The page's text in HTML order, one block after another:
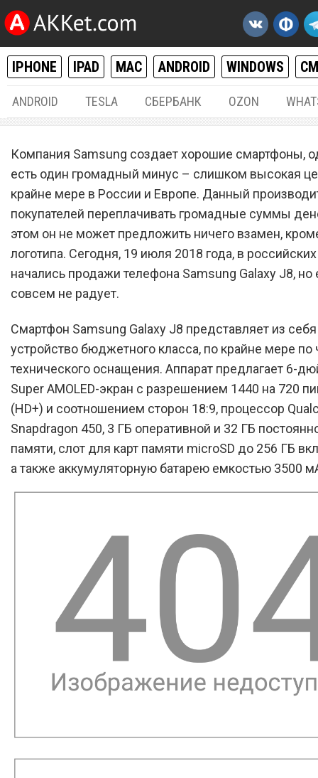
IPHONE IPAD MAC ANDROID WINDOWS
ANDROID TESLA СБЕРБАНК OZON
Samsung Galaxy J8
продажу в России по
цене
Компания Samsung создает хорошие смартфоны,
есть один громадный минус – слишком высокая
крайне мере в России и Европе. Данный
покупателей переплачивать громадные суммы
этом он не может предложить ничего взамен,
логотипа. Сегодня, 19 июля 2018 года, в
начались продажи телефона Samsung Galaxy J8, но
совсем не радует.
Смартфон Samsung Galaxy J8 представляет из
устройство бюджетного класса, по крайне мере по
технического оснащения. Аппарат предлагает 6-
Super AMOLED-экран с разрешением 1440 на 720
(HD+) и соотношением сторон 18:9, процессор
Snapdragon 450, 3 ГБ оперативной и 32 ГБ
памяти, слот для карт памяти microSD до 256 ГБ
а также аккумуляторную батарею емкостью 3500